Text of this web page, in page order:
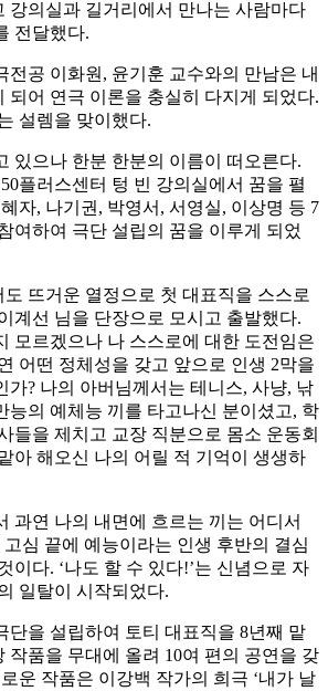
강의실과 길거리에서 만나는 사람마다
전달했다.
전공 이화원, 윤기훈 교수와의 만남은 내
되어 연극 이론을 충실히 다지게 되었다.
설렘을 맞이했다.
있으나 한분 한분의 이름이 떠오른다.
플러스센터 텅 빈 강의실에서 꿈을 펼
자, 나기권, 박영서, 서영실, 이상명 등 7
여하여 극단 설립의 꿈을 이루게 되었
뜨거운 열정으로 첫 대표직을 스스로
계선 님을 단장으로 모시고 출발했다.
모르겠으나 나 스스로에 대한 도전임은
어떤 정체성을 갖고 앞으로 인생 2막을
가? 나의 아버님께서는 테니스, 사냥, 낚
능의 예체능 끼를 타고나신 분이셨고, 학
들을 제치고 교장 직분으로 몸소 운동회
아 해오신 나의 어릴 적 기억이 생생하
과연 나의 내면에 흐르는 끼는 어디서
심 끝에 예능이라는 인생 후반의 결심
이다. ‘나도 할 수 있다!’는 신념으로 자
일탈이 시작되었다.
단을 설립하여 토티 대표직을 8년째 맡
작품을 무대에 올려 10여 편의 공연을 갖
운 작품은 이강백 작가의 희극 ‘내가 날